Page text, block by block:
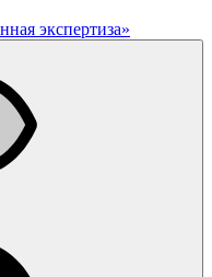
экспертиза»